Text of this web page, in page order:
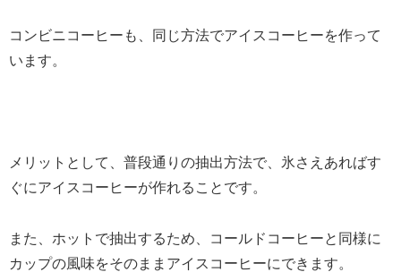
コンビニコーヒーも、同じ方法でアイスコーヒーを作って
います。
メリットとして、普段通りの抽出方法で、氷さえあればす
ぐにアイスコーヒーが作れることです。
また、ホットで抽出するため、コールドコーヒーと同様に
カップの風味をそのままアイスコーヒーにできます。